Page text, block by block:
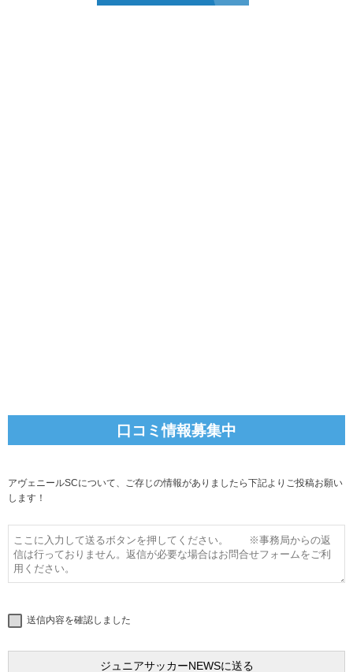
口コミ情報募集中
アヴェニールSCについて、ご存じの情報がありましたら下記よりご投稿お願い
します！
送信内容を確認しました